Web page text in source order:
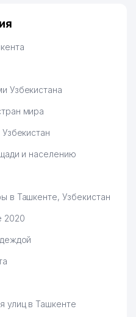
Узбекистана
мира
и населению
в Ташкенте, Узбекистан
2020
улиц в Ташкенте